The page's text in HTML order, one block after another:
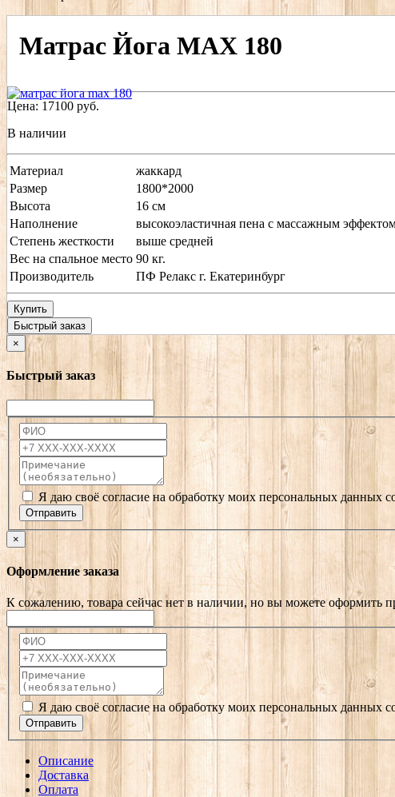
Матрас Йога MAX 180
Цена: 17100 руб.
В наличии
Материал
жаккард
Размер
1800*2000
Высота
16 см
Наполнение
высокоэластичная пена с массажным
Степень жесткости
выше средней
Вес на спальное место 90 кг.
Производитель
ПФ Релакс г. Екатеринбург
Купить
Быстрый заказ
×
Быстрый заказ
Я даю своё согласие на обработку моих персональных данных
Отправить
×
Оформление заказа
К сожалению, товара сейчас нет в наличии, но вы можете оформить
Я даю своё согласие на обработку моих персональных данных
Отправить
Описание
Доставка
Оплата